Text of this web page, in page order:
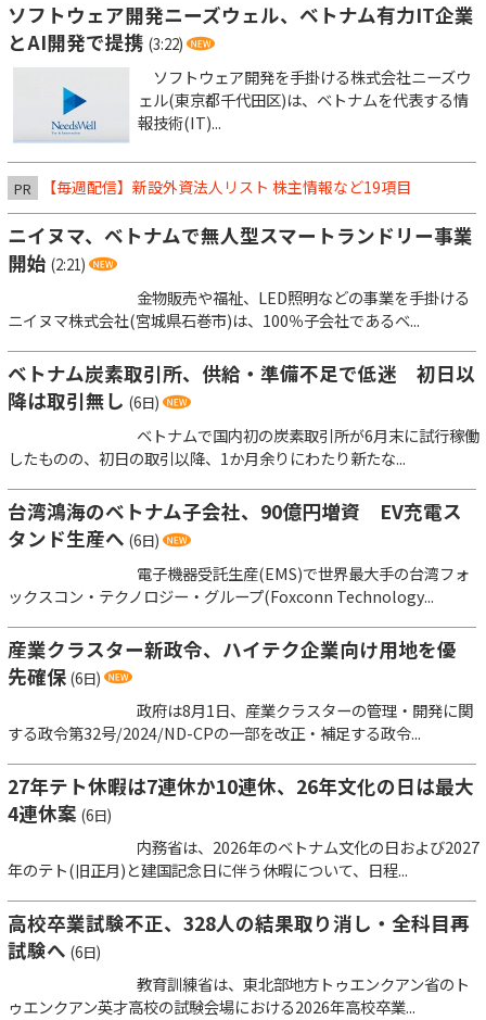
ソフトウェア開発ニーズウェル、ベトナム有力IT企業
とAI開発で提携 (3:22)
ソフトウェア開発を手掛ける株式会社ニーズウ
ェル(東京都千代田区)は、ベトナムを代表する情
報技術(IT)...
PR 【毎週配信】新設外資法人リスト 株主情報など19項目
ニイヌマ、ベトナムで無人型スマートランドリー事業
開始 (2:21)
金物販売や福祉、LED照明などの事業を手掛ける
ニイヌマ株式会社(宮城県石巻市)は、100％子会社であるベ...
ベトナム炭素取引所、供給・準備不足で低迷 初日以
降は取引無し (6日)
ベトナムで国内初の炭素取引所が6月末に試行稼働
したものの、初日の取引以降、1か月余りにわたり新たな...
台湾鴻海のベトナム子会社、90億円増資 EV充電ス
タンド生産へ (6日)
電子機器受託生産(EMS)で世界最大手の台湾フォ
ックスコン・テクノロジー・グループ(Foxconn Technology...
産業クラスター新政令、ハイテク企業向け用地を優
先確保 (6日)
政府は8月1日、産業クラスターの管理・開発に関
する政令第32号/2024/ND-CPの一部を改正・補足する政令...
27年テト休暇は7連休か10連休、26年文化の日は最大
4連休案 (6日)
内務省は、2026年のベトナム文化の日および2027
年のテト(旧正月)と建国記念日に伴う休暇について、日程...
高校卒業試験不正、328人の結果取り消し・全科目再
試験へ (6日)
教育訓練省は、東北部地方トゥエンクアン省のト
ゥエンクアン英才高校の試験会場における2026年高校卒業...